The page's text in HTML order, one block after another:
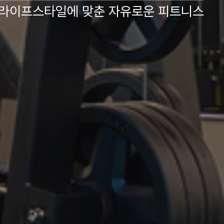
이프스타일에 맞춘 자유로운 피트니스